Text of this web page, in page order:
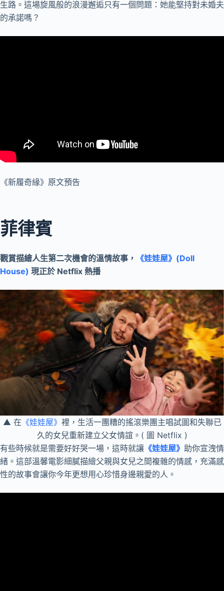
生路。這場旋風般的浪漫邂逅只有一個問題：她能堅持對未婚夫
的承諾嗎？
《新履奇緣》原文預告
菲律賓
觀賞描繪人生第二次機會的溫情故事，
《娃娃屋》(Doll
House) 現正於 Netflix 熱播
▲ 在 《娃娃屋》 裡，生活一團糟的搖滾樂團主唱試圖和失聯已
久的女兒重新建立父女情誼。( 圖 Netflix )
有些時候就是需要好好哭一場，這時就讓 《娃娃屋》 助你宣洩情
緒。這部溫馨電影細膩描繪父親與女兒之間複雜的情感，充滿感
性的故事會讓你今年更想用心珍惜身邊親愛的人。